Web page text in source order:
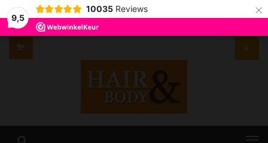
9,5
10035 Reviews ×